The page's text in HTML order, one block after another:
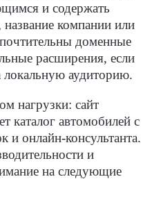
и содержать
компании или
доменные
расширения, если
локальную аудиторию.
нагрузки: сайт
каталог автомобилей с
онлайн-консультанта.
и
на следующие